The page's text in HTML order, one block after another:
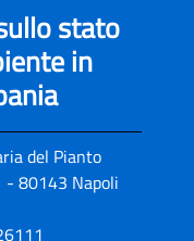
stato
in
del Pianto
- 80143 Napoli